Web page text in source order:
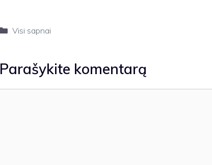
Kategorijos
Visi sapnai
Parašykite komentarą